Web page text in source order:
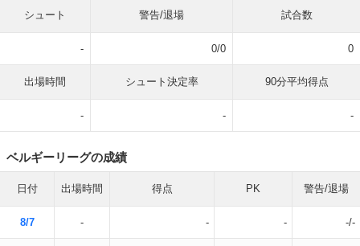
シュート 警告/退場 試合数
- 0/0 0
出場時間 シュート決定率 90分平均得点
- - -
ベルギーリーグの成績
日付 出場時間 得点 PK 警告/退場
8/7 - - - -/-